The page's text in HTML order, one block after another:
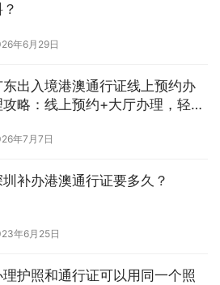
年6月29日
东出入境港澳通行证线上预约办
攻略：线上预约+大厅办理，轻松
年7月7日
圳补办港澳通行证要多久？
年6月25日
理护照和通行证可以用同一个照